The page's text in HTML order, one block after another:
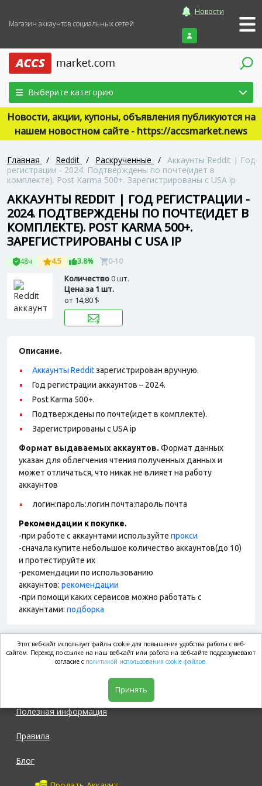
Магазин аккаунтов социальных сетей
Новости
Войти
Выберите категорию
Новости, акции, купоны, объявления публикуются на
нашем новостном сайте - https://accsmarket.news
Главная / Reddit / Раскрученные / Аккаунты Reddit | Год
регистрации - 2024. Подтверждены по почте(идет в
комплекте). Post Karma 500+. Зарегистрированы с USA ip
АККАУНТЫ REDDIT | ГОД РЕГИСТРАЦИИ -
2024. ПОДТВЕРЖДЕНЫ ПО ПОЧТЕ(ИДЕТ В
КОМПЛЕКТЕ). POST KARMA 500+.
ЗАРЕГИСТРИРОВАНЫ С USA IP
48ч 4.5 3.8% 0-10
Количество0 шт.
Цена за 1 шт.
от 14,80 $
Описание.
Аккаунты Redditзарегистрирован вручную.
Год регистрации аккаунтов – 2024.
Post Karma 500+.
Подтверждены по почте(идет в комплекте).
Зарегистрированы с USA ip
Формат выдаваемых аккаунтов. Формат данных
указан для облегчения чтения полученных данных и
может отличаться, что никак не влияет на работу
аккаунтов
логин:пароль:логин почта:пароль почта
Рекомендации к покупке.
-при работе с аккаунтами используйте прокси
-сначала купите небольшое количество аккаунтов(до 10)
и протестируйте их
-рекомендации по использованию
аккаунтов: рекомендации
-при помощи каких сервисов можно работать с
аккаунтами: подборка
market.com
Полезная информация
Правила
Блог
Этот веб-сайт использует файлы cookie для повышения удобства работы с веб-
сайтом. Переход по ссылке на наш веб-сайт или работа на веб-сайте подразумевают
согласие с политикой использования cookie файлов.
Принять